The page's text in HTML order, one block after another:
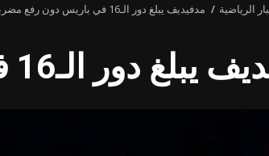
الرياضية مدفيديف يبلغ دور الـ16 في باريس دون رفع مضربه!
دور الـ16 في باريس دون رفع مضربه!